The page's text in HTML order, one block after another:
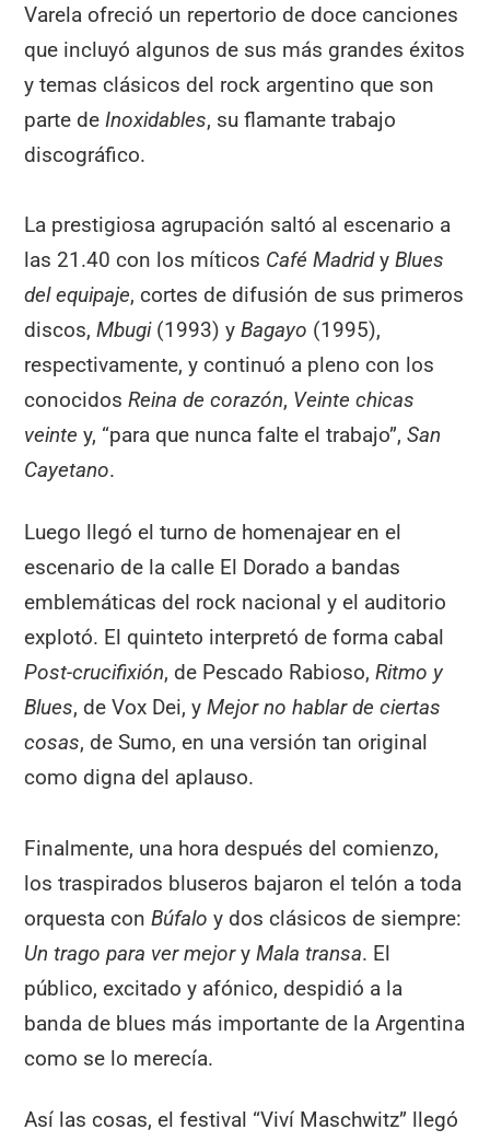
Varela ofreció un repertorio de doce canciones
que incluyó algunos de sus más grandes éxitos
y temas clásicos del rock argentino que son
parte de Inoxidables, su flamante trabajo
discográfico.
La prestigiosa agrupación saltó al escenario a
las 21.40 con los míticos Café MadridyBlues
del equipaje, cortes de difusión de sus primeros
discos,Mbugi(1993) yBagayo (1995),
respectivamente, y continuó a pleno con los
conocidosReina de corazón, Veinte chicas
veinte y, “para que nunca falte el trabajo”,San
Cayetano.
Luego llegó el turno de homenajear en el
escenario de la calle El Dorado a bandas
emblemáticas del rock nacional y el auditorio
explotó. El quinteto interpretó de forma cabal
Post-crucifixión, de Pescado Rabioso,Ritmo y
Blues, de Vox Dei, yMejor no hablar de ciertas
cosas, de Sumo, en una versión tan original
como digna del aplauso.
Finalmente, una hora después del comienzo,
los traspirados bluseros bajaron el telón a toda
orquesta conBúfalo y dos clásicos de siempre:
Un trago para ver mejoryMala transa. El
público, excitado y afónico, despidió a la
banda de blues más importante de la Argentina
como se lo merecía.
Así las cosas, el festival “Viví Maschwitz” llegó